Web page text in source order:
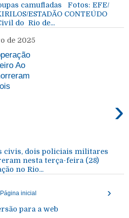
camufladas Fotos: EFE/
ESTADÃO CONTEÚDO
do Rio de...
de 2025
Ao
›
civis, dois policiais militares
nesta terça-feira (28)
no Rio...
›
Página inicial
para a web